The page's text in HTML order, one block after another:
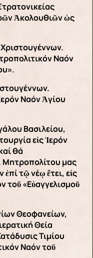
Ἀκολουθιῶν ὡς
Ναόν
Ναόν Ἁγίου
Βασιλείου,
εἰς Ἱερόν
θά
Μητροπολίτου μας
τῷ νέῳ ἔτει, εἰς
τοῦ «Εὐαγγελισμοῦ
Θεοφανείων,
Θεία
Τιμίου
Ναόν τοῦ